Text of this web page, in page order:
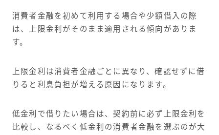
消費者金融を初めて利用する場合や少額借入の際
は、上限金利がそのまま適用される傾向がありま
す。
上限金利は消費者金融ごとに異なり、確認せずに借
りると利息負担が増える原因になります。
低金利で借りたい場合は、契約前に必ず上限金利を
比較し、なるべく低金利の消費者金融を選ぶのが大